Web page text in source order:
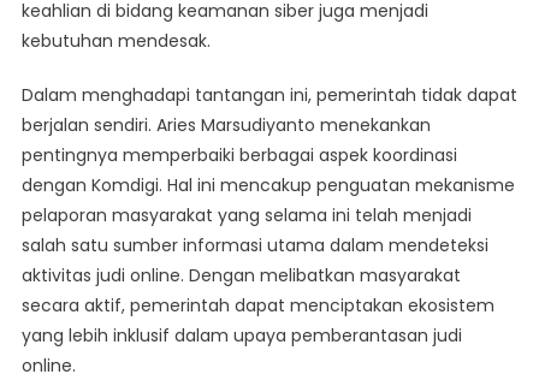
keahlian di bidang keamanan siber juga menjadi
kebutuhan mendesak.
Dalam menghadapi tantangan ini, pemerintah tidak dapat
berjalan sendiri. Aries Marsudiyanto menekankan
pentingnya memperbaiki berbagai aspek koordinasi
dengan Komdigi. Hal ini mencakup penguatan mekanisme
pelaporan masyarakat yang selama ini telah menjadi
salah satu sumber informasi utama dalam mendeteksi
aktivitas judi online. Dengan melibatkan masyarakat
secara aktif, pemerintah dapat menciptakan ekosistem
yang lebih inklusif dalam upaya pemberantasan judi
online.